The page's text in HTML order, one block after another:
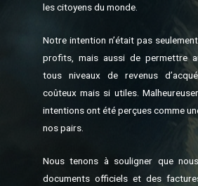
les citoyens du monde.
Notre intention n’était pas
profits, mais aussi de permettre
tous niveaux de revenus
coûteux mais si utiles.
intentions ont été perçues comme
nos pairs.
Nous tenons à souligner que
documents officiels et des